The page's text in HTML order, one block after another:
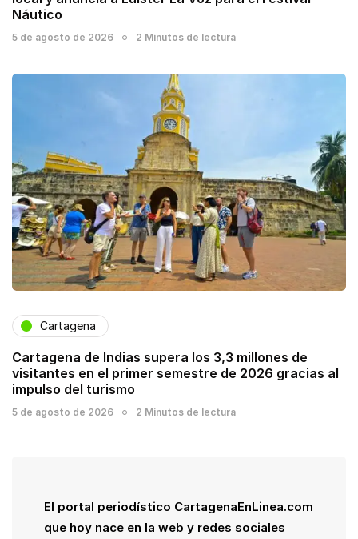
Náutico
5 de agosto de 2026 2 Minutos de lectura
Cartagena
Cartagena de Indias supera los 3,3 millones de
visitantes en el primer semestre de 2026 gracias al
impulso del turismo
5 de agosto de 2026 2 Minutos de lectura
El portal periodístico CartagenaEnLinea.com
que hoy nace en la web y redes sociales